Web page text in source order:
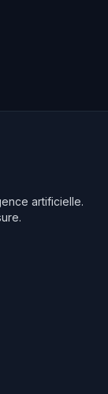
artificielle.